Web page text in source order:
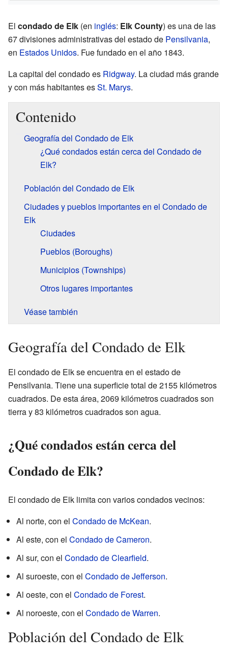
El condado de Elk (en inglés: Elk County) es una de las
67 divisiones administrativas del estado de Pensilvania,
en Estados Unidos. Fue fundado en el año 1843.
La capital del condado es Ridgway. La ciudad más grande
y con más habitantes esSt. Marys.
Contenido
Geografía del Condado de Elk
¿Qué condados están cerca del Condado de
Elk?
Población del Condado de Elk
Ciudades y pueblos importantes en el Condado de
Elk
Ciudades
Pueblos (Boroughs)
Municipios (Townships)
Otros lugares importantes
Véase también
Geografía del Condado de Elk
El condado de Elk se encuentra en el estado de
Pensilvania. Tiene una superficie total de 2155 kilómetros
cuadrados. De esta área, 2069 kilómetros cuadrados son
tierra y 83 kilómetros cuadrados son agua.
¿Qué condados están cerca del
Condado de Elk?
El condado de Elk limita con varios condados vecinos:
Al norte, con el Condado de McKean.
Al este, con el Condado de Cameron.
Al sur, con el Condado de Clearfield.
Al suroeste, con el Condado de Jefferson.
Al oeste, con el Condado de Forest.
Al noroeste, con el Condado de Warren.
Población del Condado de Elk